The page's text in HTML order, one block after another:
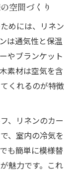
空間づくり
めには、リネン
は通気性と保温
やブランケット
素材は空気を含
くれるのが特徴
、リネンのカー
、室内の冷気を
も簡単に模様替
魅力です。これ